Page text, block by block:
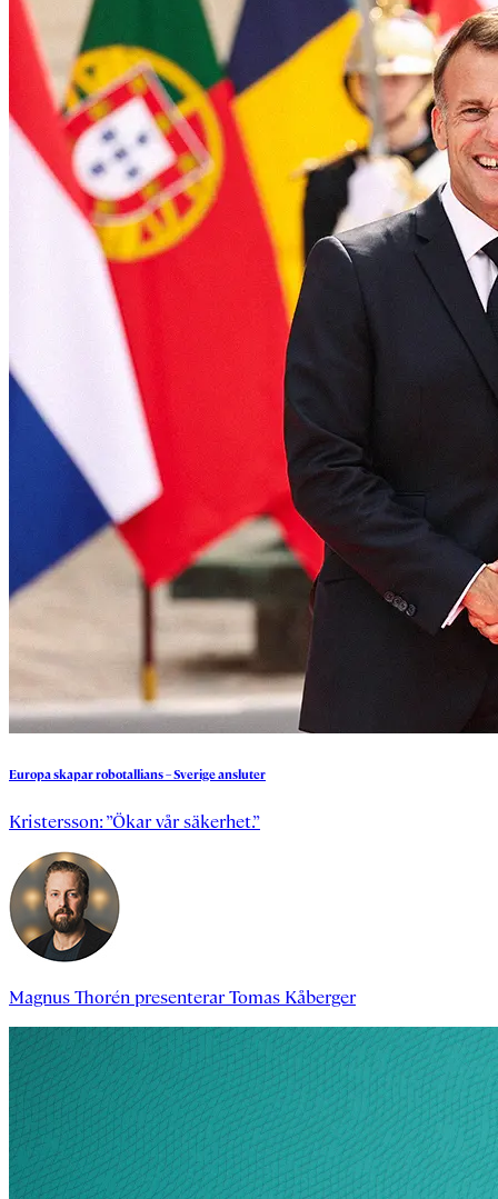
Europaskaparrobotallians–Sverigeansluter
Kristersson: ”Ökar vår säkerhet.”
Magnus ThorénpresenterarTomas Kåberger